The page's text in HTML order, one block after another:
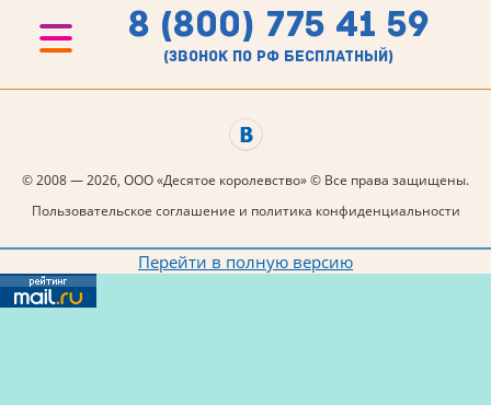
8 (800) 775 41 59
(звонок по рф бесплатный)
© 2008 — 2026, ООО «Десятое королевство» © Все права защищены.
Пользовательское соглашение и политика конфиденциальности
Перейти в полную версию